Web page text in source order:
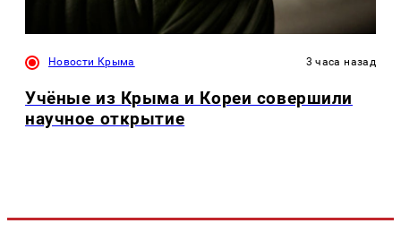
Новости Крыма 3 часа назад
Учёные из Крыма и Кореи совершили
научное открытие